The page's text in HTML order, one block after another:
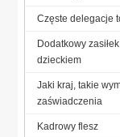
Częste delegacje
Dodatkowy
dzieckiem
Jaki kraj, takie
zaświadczenia
Kadrowy flesz